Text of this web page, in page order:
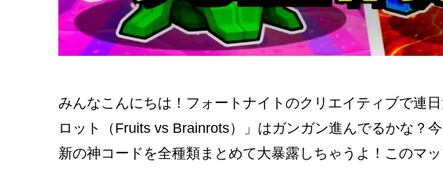
みんなこんにちは！フォートナイトのクリエイティブで連
ロット（Fruits vs Brainrots）」はガンガン進んでるかな？
新の神コードを全種類まとめて大暴露しちゃうよ！このマ